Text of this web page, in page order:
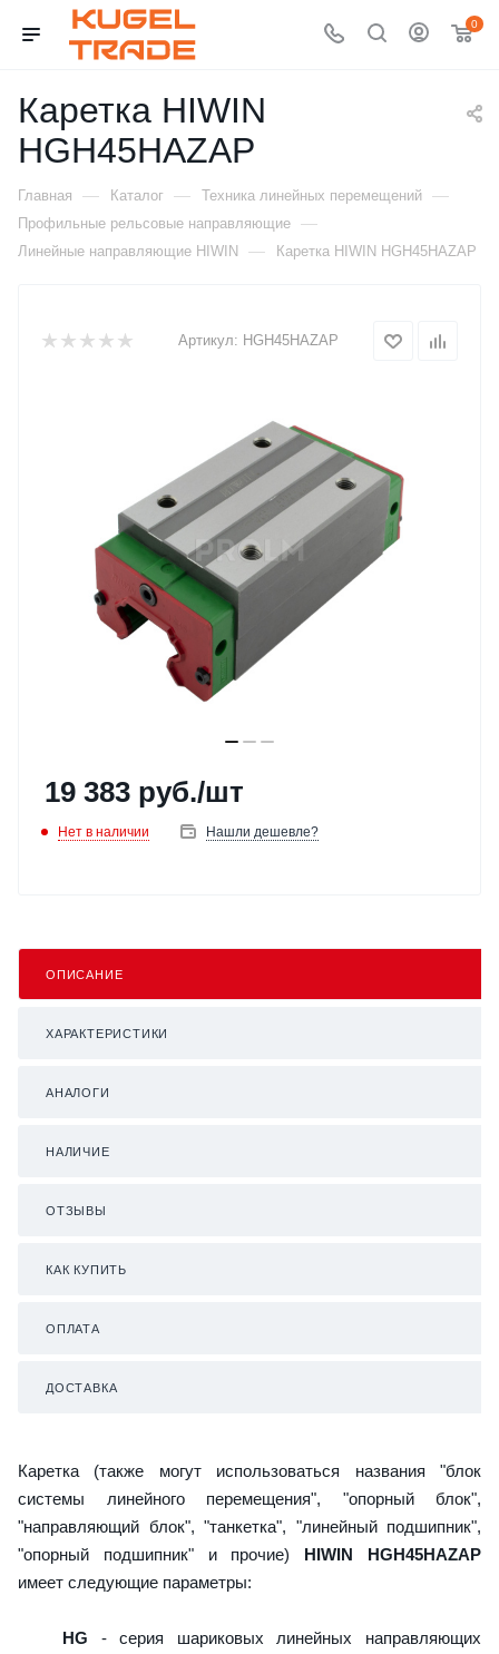
0
Каретка HIWIN
HGH45HAZAP
Главная — Каталог — Техника линейных перемещений —
Профильные рельсовые направляющие —
Линейные направляющие HIWIN — Каретка HIWIN HGH45HAZAP
Артикул: HGH45HAZAP
19 383 руб./шт
Нет в наличии Нашли дешевле?
ОПИСАНИЕ
ХАРАКТЕРИСТИКИ
АНАЛОГИ
НАЛИЧИЕ
ОТЗЫВЫ
КАК КУПИТЬ
ОПЛАТА
ДОСТАВКА
Каретка (также могут использоваться названия "блок
системы линейного перемещения", "опорный блок",
"направляющий блок", "танкетка", "линейный подшипник",
"опорный подшипник" и прочие) HIWIN HGH45HAZAP
имеет следующие параметры:
HG - серия шариковых линейных направляющих